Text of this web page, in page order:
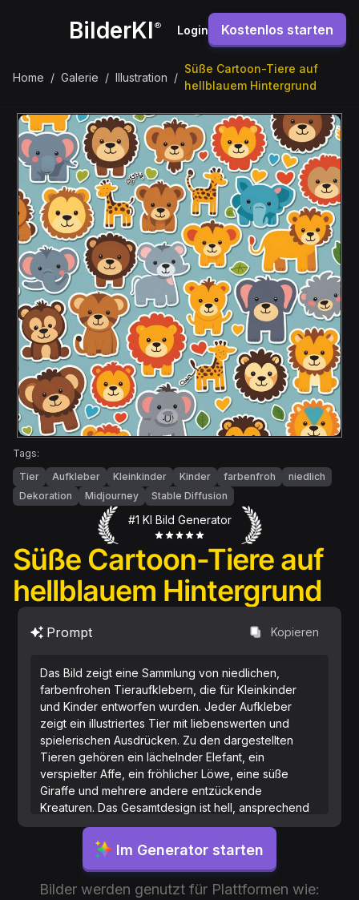
BilderKI® Login Kostenlos starten
Home / Galerie / Illustration /
Süße Cartoon-Tiere auf
hellblauem Hintergrund
Tags:
Tier
Aufkleber Kleinkinder Kinder farbenfroh
niedlich
Dekoration
Midjourney Stable Diffusion
#1 KI Bild Generator
Süße Cartoon-Tiere auf
hellblauem Hintergrund
Prompt Kopieren
Das Bild zeigt eine Sammlung von niedlichen,
farbenfrohen Tieraufklebern, die für Kleinkinder
und Kinder entworfen wurden. Jeder Aufkleber
zeigt ein illustriertes Tier mit liebenswerten und
spielerischen Ausdrücken. Zu den dargestellten
Tieren gehören ein lächelnder Elefant, ein
verspielter Affe, ein fröhlicher Löwe, eine süße
Giraffe und mehrere andere entzückende
Kreaturen. Das Gesamtdesign ist hell, ansprechend
und freundlich, wodurch es für kleine Kinder
attraktiv ist. Die Aufkleber sind ordentlich und
auffällig angeordnet, perfekt zum Beschriften von
persönlichen Gegenständen oder zur spielerischen
Dekoration.
Im Generator starten
Bilder werden genutzt für Plattformen wie: